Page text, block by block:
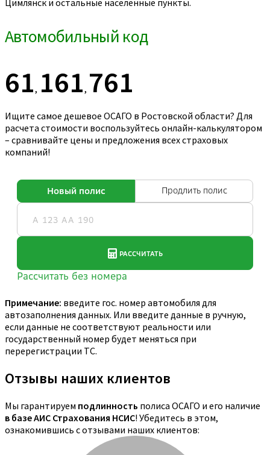
Цимлянск и остальные населенные пункты.
Автомобильный код
61, 161, 761
Ищите самое дешевое ОСАГО в Ростовской области? Для
расчета стоимости воспользуйтесь онлайн-калькулятором
– сравнивайте цены и предложения всех страховых
компаний!
Примечание: введите гос. номер автомобиля для
автозаполнения данных. Или введите данные в ручную,
если данные не соответствуют реальности или
государственный номер будет меняться при
перерегистрации ТС.
Отзывы наших клиентов
Мы гарантируем подлинность полиса ОСАГО и его наличие
в базе АИС Страхования НСИС! Убедитесь в этом,
ознакомившись с отзывами наших клиентов: